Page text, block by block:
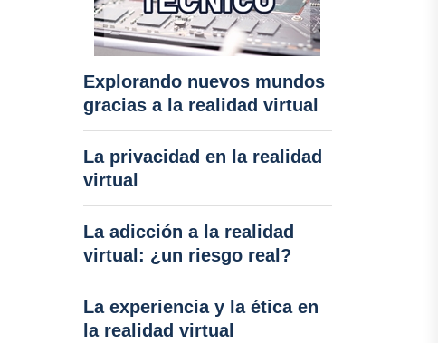
Explorando nuevos mundos
gracias a la realidad virtual
La privacidad en la realidad
virtual
La adicción a la realidad
virtual: ¿un riesgo real?
La experiencia y la ética en
la realidad virtual